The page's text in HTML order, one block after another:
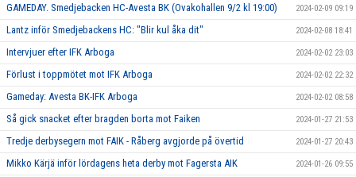
GAMEDAY. Smedjebacken HC-Avesta BK (Ovakohallen 9/2 kl 19:00) 2024-02-09 09:19
Lantz inför Smedjebackens HC: "Blir kul åka dit" 2024-02-08 18:41
Intervjuer efter IFK Arboga 2024-02-02 23:03
Förlust i toppmötet mot IFK Arboga 2024-02-02 22:32
Gameday: Avesta BK-IFK Arboga 2024-02-02 08:58
Så gick snacket efter bragden borta mot Faiken 2024-01-27 21:53
Tredje derbysegern mot FAIK - Råberg avgjorde på övertid 2024-01-27 20:43
Mikko Kärjä inför lördagens heta derby mot Fagersta AIK 2024-01-26 09:55